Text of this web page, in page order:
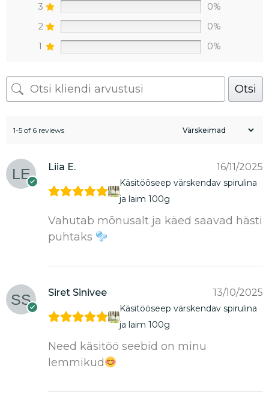
3
0%
2
0%
1
0%
Otsi
1-5 of 6 reviews
Liia E. 16/11/2025
Käsitööseep värskendav spirulina
ja laim 100g
Vahutab mõnusalt ja käed saavad hästi
puhtaks
Siret Sinivee 13/10/2025
Käsitööseep värskendav spirulina
ja laim 100g
Need käsitöö seebid on minu
lemmikud